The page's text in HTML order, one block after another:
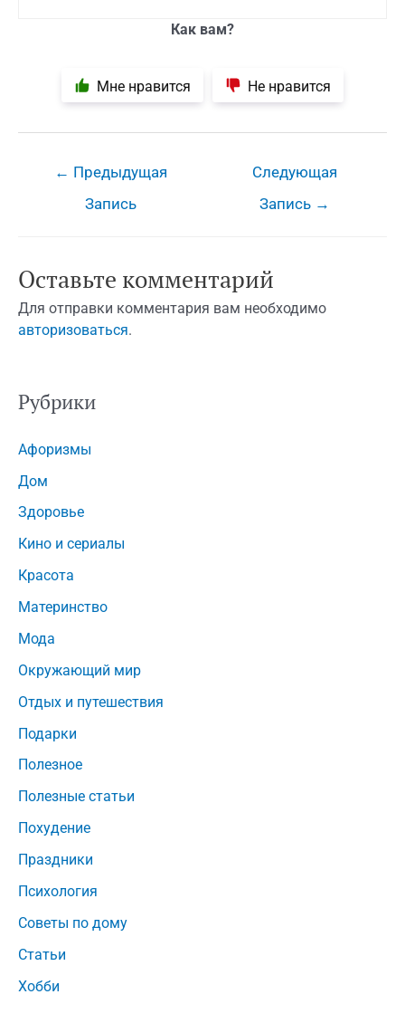
Как вам?
Мне нравится Не нравится
Навигация
← Предыдущая
Запись
Следующая
Запись →
Оставьте комментарий
Для отправки комментария вам необходимо
авторизоваться.
Рубрики
Афоризмы
Дом
Здоровье
Кино и сериалы
Красота
Материнство
Мода
Окружающий мир
Отдых и путешествия
Подарки
Полезное
Полезные статьи
Похудение
Праздники
Психология
Советы по дому
Статьи
Хобби